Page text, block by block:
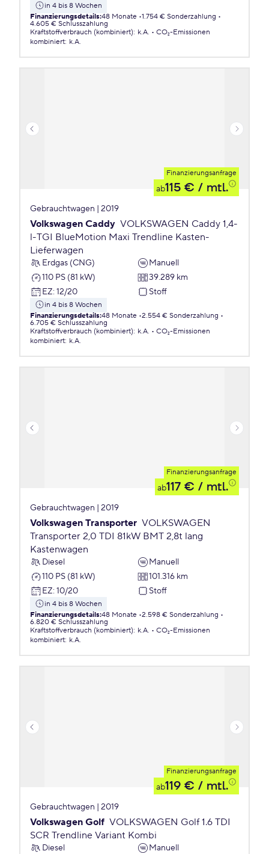
in 4 bis 8 Wochen
Finanzierungsdetails:48 Monate 1.754 € Sonderzahlung
4.605 € Schlusszahlung
Kraftstoffverbrauch (kombiniert): k.A.
CO₂-Emissionen
kombiniert: k.A.
Finanzierungsanfrage
ab115 € / mtl.
Gebrauchtwagen | 2019
Volkswagen Caddy VOLKSWAGEN Caddy 1,4-
l-TGI BlueMotion Maxi Trendline Kasten-
Lieferwagen
Erdgas (CNG)
Manuell
110 PS (81 kW)
39.289 km
EZ: 12/20 Stoff
in 4 bis 8 Wochen
Finanzierungsdetails:48 Monate 2.554 € Sonderzahlung
6.705 € Schlusszahlung
Kraftstoffverbrauch (kombiniert): k.A.
CO₂-Emissionen
kombiniert: k.A.
Finanzierungsanfrage
ab117 € / mtl.
Gebrauchtwagen | 2019
Volkswagen Transporter VOLKSWAGEN
Transporter 2,0 TDI 81kW BMT 2,8t lang
Kastenwagen
Diesel
Manuell
110 PS (81 kW)
101.316 km
EZ: 10/20 Stoff
in 4 bis 8 Wochen
Finanzierungsdetails:48 Monate 2.598 € Sonderzahlung
6.820 € Schlusszahlung
Kraftstoffverbrauch (kombiniert): k.A.
CO₂-Emissionen
kombiniert: k.A.
Finanzierungsanfrage
ab119 € / mtl.
Gebrauchtwagen | 2019
Volkswagen Golf VOLKSWAGEN Golf 1.6 TDI
SCR Trendline Variant Kombi
Diesel
Manuell